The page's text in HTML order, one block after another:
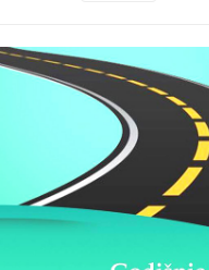
za-